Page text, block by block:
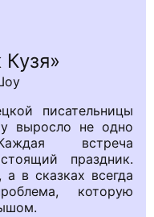
Кузя
писательницы
выросло не одно
встреча
праздник.
в сказках всегда
которую